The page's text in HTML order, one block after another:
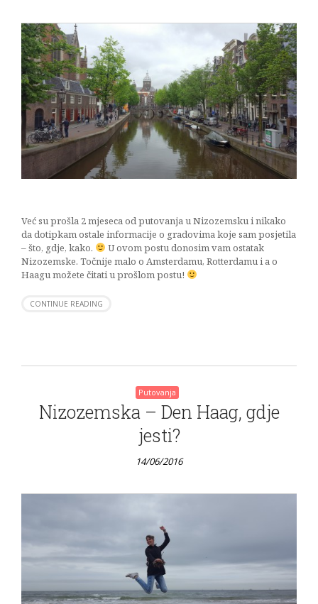
Već su prošla 2 mjeseca od putovanja u Nizozemsku i nikako
da dotipkam ostale informacije o gradovima koje sam posjetila
– što, gdje, kako.
U ovom postu donosim vam ostatak
Nizozemske. Točnije malo o Amsterdamu, Rotterdamu i a o
Haagu možete čitati u prošlom postu!
CONTINUE READING
Putovanja
Nizozemska – Den Haag, gdje
jesti?
14/06/2016